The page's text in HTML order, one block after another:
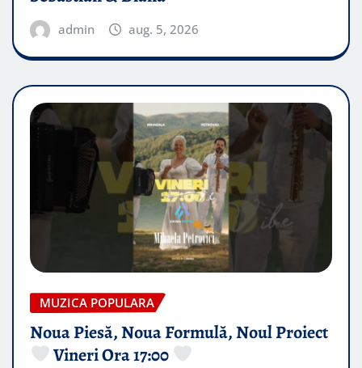
admin aug. 5, 2026
MUZICA POPULARA
Noua Piesă, Noua Formulă, Noul Proiect
Vineri Ora 17:00